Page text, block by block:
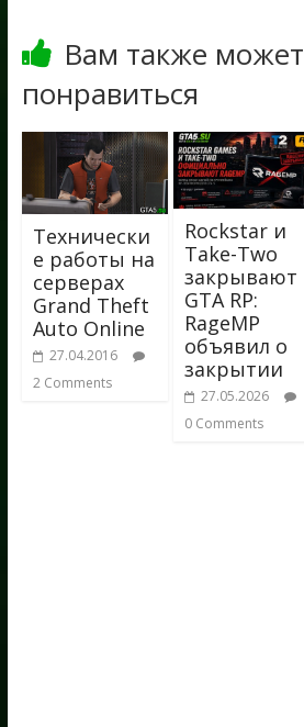
Вам также может
понравиться
Технически
е работы на
серверах
Grand Theft
Auto Online
27.04.2016
2 Comments
Rockstar и
Take-Two
закрывают
GTA RP:
RageMP
объявил о
закрытии
27.05.2026
0 Comments